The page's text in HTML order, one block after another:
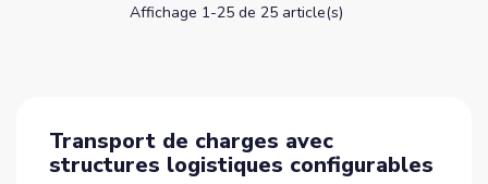
Affichage 1-25 de 25 article(s)
Transport de charges avec
structures logistiques configurables